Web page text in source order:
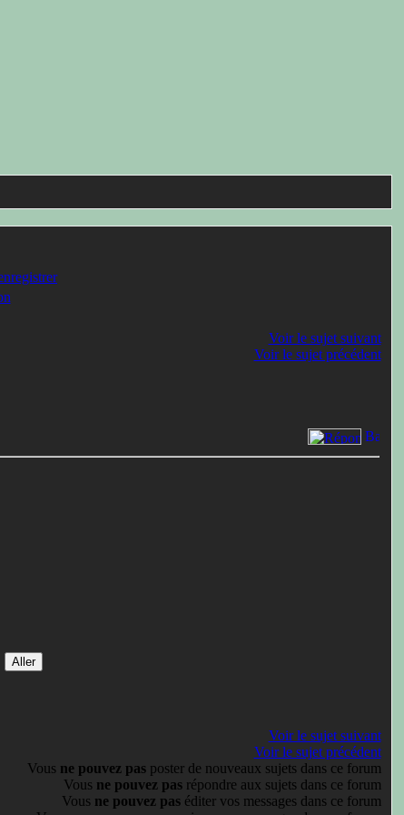
Voir le sujet suivant
Voir le sujet précédent
Voir le sujet suivant
Voir le sujet précédent
Vous ne pouvez pasposter de nouveaux sujets dans ce forum
Vous ne pouvez pasrépondre aux sujets dans ce forum
Vous ne pouvez paséditer vos messages dans ce forum